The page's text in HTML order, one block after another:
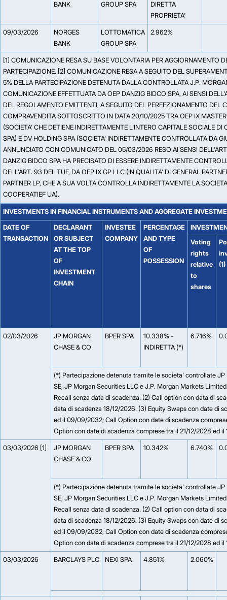
BANK
GROUP SPA
DIRETTA
PROPRIETA'
09/03/2026
NORGES
BANK
LOTTOMATICA
GROUP SPA
2.962%
[1] COMUNICAZIONE RESA SU BASE VOLONTARIA PER AGGIORNAMENTO
PARTECIPAZIONE. [2] COMUNICAZIONE RESA A SEGUITO DEL
5% DELLA PARTECIPAZIONE DETENUTA DALLA CONTROLLATA J.P.
COMUNICAZIONE EFFETTUATA DA OEP DANZIG BIDCO SPA, AI SENSI
DEL REGOLAMENTO EMITTENTI, A SEGUITO DEL PERFEZIONAMENTO DEL
COMPRAVENDITA SOTTOSCRITTO IN DATA 20/10/2025 TRA OEP IX
(SOCIETA' CHE DETIENE INDIRETTAMENTE L'INTERO CAPITALE SOCIALE DI
SPA) E DV HOLDING SPA (SOCIETA' INDIRETTAMENTE CONTROLLATA DA
ANNUNCIATO CON COMUNICATO DEL 05/03/2026 RESO AI SENSI
DANZIG BIDCO SPA HA PRECISATO DI ESSERE INDIRETTAMENTE
DELL'ART. 93 DEL TUF, DA OEP IX GP LLC (IN QUALITA' DI GENERAL
PARTNER LP, CHE A SUA VOLTA CONTROLLA INDIRETTAMENTE LA
COOPERATIEF UA).
INVESTMENTS IN FINANCIAL INSTRUMENTS AND AGGREGATE
DATE OF
TRANSACTION
DECLARANT
OR SUBJECT
AT THE TOP
OF
INVESTMENT
CHAIN
INVESTEE
COMPANY
PERCENTAGE
AND TYPE
OF
POSSESSION
Voting
rights
relative
to
shares
(1)
02/03/2026
JP MORGAN
CHASE & CO
BPER SPA
10.338% -
INDIRETTA (*)
6.716%
(*) Partecipazione detenuta tramite le societa' controllate
SE, JP Morgan Securities LLC e J.P. Morgan Markets
Recall senza data di scadenza. (2) Call option con data di
data di scadenza 18/12/2026. (3) Equity Swaps con date di
ed il 09/09/2032; Call Option con date di scadenza
Option con date di scadenza comprese tra il 21/12/2028 ed
03/03/2026 [1]
JP MORGAN
CHASE & CO
BPER SPA 10.342% 6.740%
(*) Partecipazione detenuta tramite le societa' controllate
SE, JP Morgan Securities LLC e J.P. Morgan Markets
Recall senza data di scadenza. (2) Call option con data di
data di scadenza 18/12/2026. (3) Equity Swaps con date di
ed il 09/09/2032; Call Option con date di scadenza
Option con date di scadenza comprese tra il 21/12/2028 ed
03/03/2026 BARCLAYS PLC NEXI SPA 4.851% 2.060%